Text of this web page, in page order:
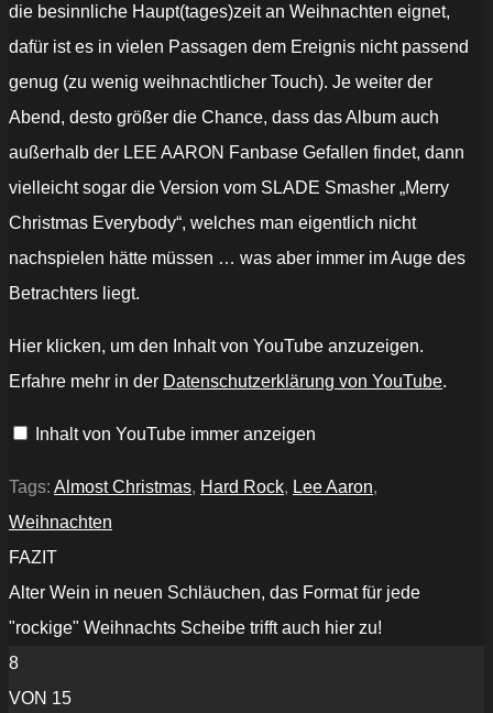
die besinnliche Haupt(tages)zeit an Weihnachten eignet,
dafür ist es in vielen Passagen dem Ereignis nicht passend
genug (zu wenig weihnachtlicher Touch). Je weiter der
Abend, desto größer die Chance, dass das Album auch
außerhalb der LEE AARON Fanbase Gefallen findet, dann
vielleicht sogar die Version vom SLADE Smasher „Merry
Christmas Everybody“, welches man eigentlich nicht
nachspielen hätte müssen … was aber immer im Auge des
Betrachters liegt.
„Lee
Aaron
Everything's
Cool
official
video“
von
YouTube
anzeigen
Hier klicken, um den Inhalt von YouTube anzuzeigen.
Erfahre mehr in der Datenschutzerklärung von YouTube.
Inhalt von YouTube immer anzeigen
Tags: Almost Christmas, Hard Rock, Lee Aaron,
Weihnachten
FAZIT
Alter Wein in neuen Schläuchen, das Format für jede
"rockige" Weihnachts Scheibe trifft auch hier zu!
8
VON 15